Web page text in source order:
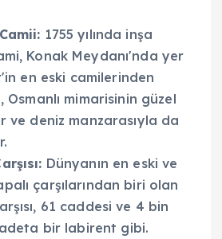
1755 yılında inşa
Konak Meydanı'nda yer
en eski camilerinden
Osmanlı mimarisinin güzel
ve deniz manzarasıyla da
Dünyanın en eski ve
çarşılarından biri olan
61 caddesi ve 4 bin
bir labirent gibi.